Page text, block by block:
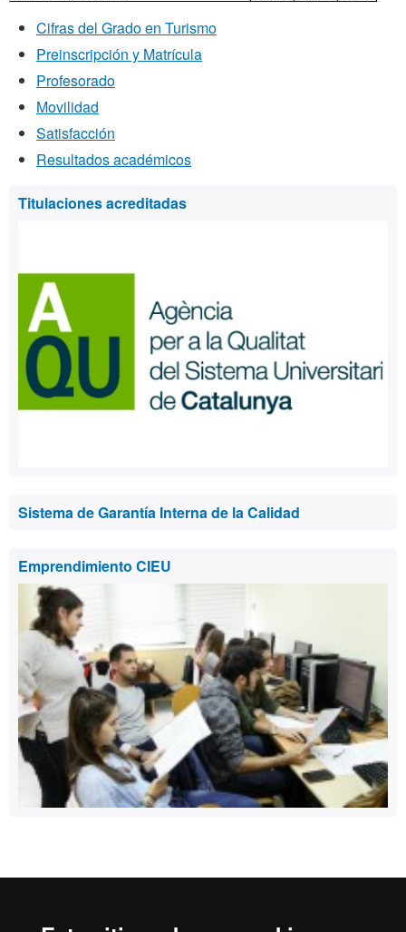
Cifras del Grado en Turismo
Preinscripción y Matrícula
Profesorado
Movilidad
Satisfacción
Resultados académicos
Información
Titulaciones acreditadas
Sistema de Garantía Interna de la Calidad
Emprendimiento CIEU